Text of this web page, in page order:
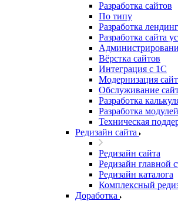
Разработка сайтов
По типу
Разработка
Разработка сайта
Вёрстка сайтов
Интеграция с 1С
Модернизация
Обслуживание
Разработка
Разработка модулей
Техническая
Редизайн сайта
Редизайн сайта
Редизайн главной
Редизайн каталога
Комплексный
Доработка